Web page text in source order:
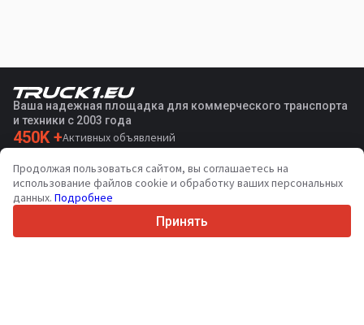
Ваша надежная площадка для коммерческого транспорта
и техники с 2003 года
450K +Активных объявлений
36Поддерживаемых языков
4.7/5
Продолжая пользоваться сайтом, вы соглашаетесь на
использование файлов cookie и обработку ваших персональных
данных. Подробнее
Принять